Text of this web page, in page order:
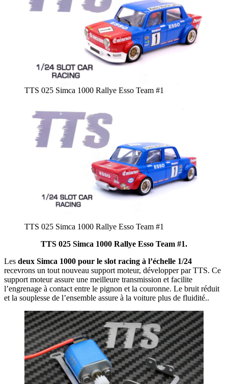
TTS 025 Simca 1000 Rallye Esso Team #1
TTS 025 Simca 1000 Rallye Esso Team #1
TTS 025 Simca 1000 Rallye Esso Team #1.
Les deux Simca 1000 pour le slot racing à l’échelle 1/24
recevrons un tout nouveau support moteur, développer par TTS. Ce
support moteur assure une meilleure transmission et facilite
l’engrenage à contact entre le pignon et la couronne. Le bruit réduit
et la souplesse de l’ensemble assure à la voiture plus de fluidité..